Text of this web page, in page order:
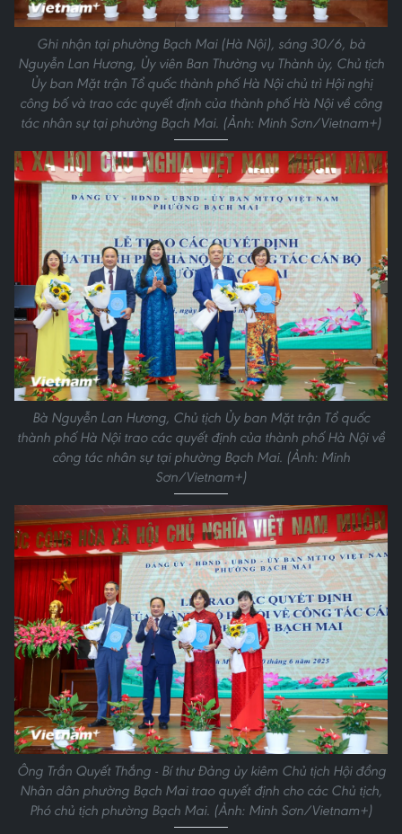
Ghi nhận tại phường Bạch Mai (Hà Nội), sáng 30/6, bà
Nguyễn Lan Hương, Ủy viên Ban Thường vụ Thành ủy, Chủ tịch
Ủy ban Mặt trận Tổ quốc thành phố Hà Nội chủ trì Hội nghị
công bố và trao các quyết định của thành phố Hà Nội về công
tác nhân sự tại phường Bạch Mai. (Ảnh: Minh Sơn/Vietnam+)
Bà Nguyễn Lan Hương, Chủ tịch Ủy ban Mặt trận Tổ quốc
thành phố Hà Nội trao các quyết định của thành phố Hà Nội về
công tác nhân sự tại phường Bạch Mai. (Ảnh: Minh
Sơn/Vietnam+)
Ông Trần Quyết Thắng - Bí thư Đảng ủy kiêm Chủ tịch Hội đồng
Nhân dân phường Bạch Mai trao quyết định cho các Chủ tịch,
Phó chủ tịch phường Bạch Mai. (Ảnh: Minh Sơn/Vietnam+)